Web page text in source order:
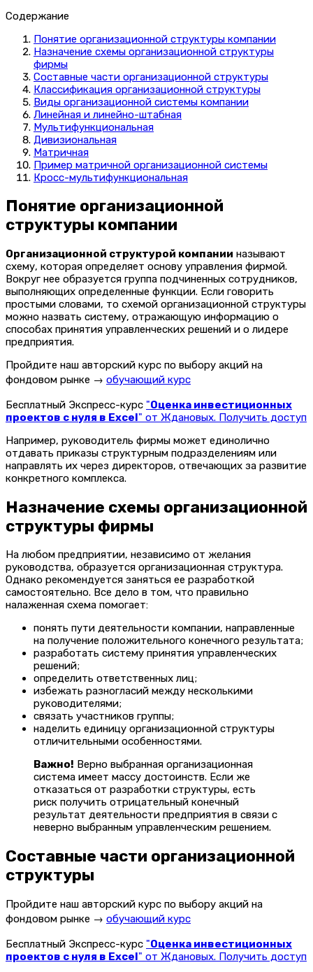
Содержание
Понятие организационной структуры компании
Назначение схемы организационной структуры
фирмы
Составные части организационной структуры
Классификация организационной структуры
Виды организационной системы компании
Линейная и линейно-штабная
Мультифункциональная
Дивизиональная
Матричная
Пример матричной организационной системы
Кросс-мультифункциональная
Понятие организационной
структуры компании
Организационной структурой компании называют
схему, которая определяет основу управления фирмой.
Вокруг нее образуется группа подчиненных сотрудников,
выполняющих определенные функции. Если говорить
простыми словами, то схемой организационной структуры
можно назвать систему, отражающую информацию о
способах принятия управленческих решений и о лидере
предприятия.
Пройдите наш авторский курс по выбору акций на
фондовом рынке → обучающий курс
Бесплатный Экспресс-курс "Оценка инвестиционных
проектов с нуля в Excel" от Ждановых. Получить доступ
Например, руководитель фирмы может единолично
отдавать приказы структурным подразделениям или
направлять их через директоров, отвечающих за развитие
конкретного комплекса.
Назначение схемы организационной
структуры фирмы
На любом предприятии, независимо от желания
руководства, образуется организационная структура.
Однако рекомендуется заняться ее разработкой
самостоятельно. Все дело в том, что правильно
налаженная схема помогает:
понять пути деятельности компании, направленные
на получение положительного конечного результата;
разработать систему принятия управленческих
решений;
определить ответственных лиц;
избежать разногласий между несколькими
руководителями;
связать участников группы;
наделить единицу организационной структуры
отличительными особенностями.
Важно! Верно выбранная организационная
система имеет массу достоинств. Если же
отказаться от разработки структуры, есть
риск получить отрицательный конечный
результат деятельности предприятия в связи с
неверно выбранным управленческим решением.
Составные части организационной
структуры
Пройдите наш авторский курс по выбору акций на
фондовом рынке → обучающий курс
Бесплатный Экспресс-курс "Оценка инвестиционных
проектов с нуля в Excel" от Ждановых. Получить доступ